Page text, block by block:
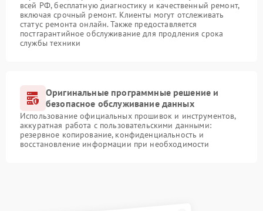
всей РФ, бесплатную диагностику и качественный ремонт,
включая срочный ремонт. Клиенты могут отслеживать
статус ремонта онлайн. Также предоставляется
постгарантийное обслуживание для продления срока
службы техники
Оригинальные программные решение и
безопасное обслуживание данных
Использование официальных прошивок и инструментов,
аккуратная работа с пользовательскими данными:
резервное копирование, конфиденциальность и
восстановление информации при необходимости